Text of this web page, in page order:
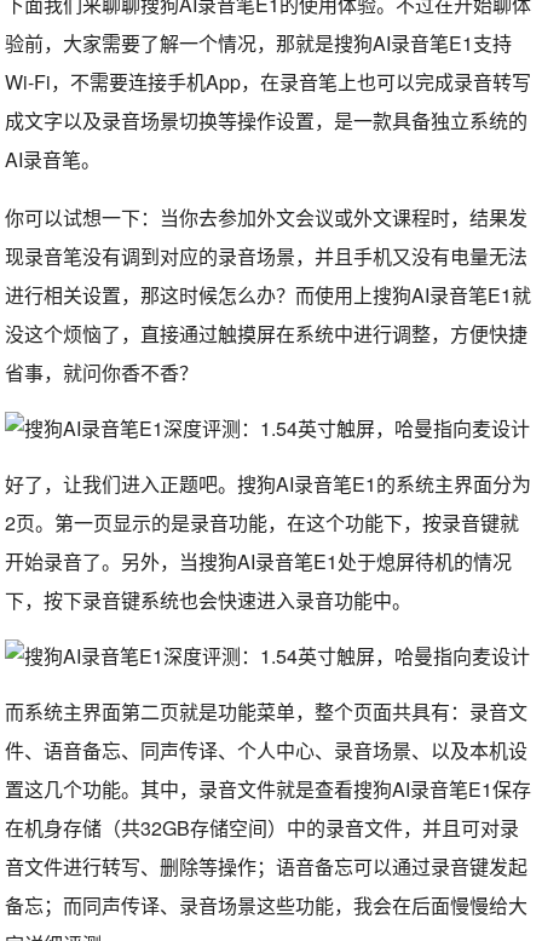
验前，大家需要了解一个情况，那就是搜狗AI录音笔E1支持
Wi-Fi，不需要连接手机App，在录音笔上也可以完成录音转写
成文字以及录音场景切换等操作设置，是一款具备独立系统的
AI录音笔。
你可以试想一下：当你去参加外文会议或外文课程时，结果发
现录音笔没有调到对应的录音场景，并且手机又没有电量无法
进行相关设置，那这时候怎么办？而使用上搜狗AI录音笔E1就
没这个烦恼了，直接通过触摸屏在系统中进行调整，方便快捷
省事，就问你香不香？
好了，让我们进入正题吧。搜狗AI录音笔E1的系统主界面分为
2页。第一页显示的是录音功能，在这个功能下，按录音键就
开始录音了。另外，当搜狗AI录音笔E1处于熄屏待机的情况
下，按下录音键系统也会快速进入录音功能中。
而系统主界面第二页就是功能菜单，整个页面共具有：录音文
件、语音备忘、同声传译、个人中心、录音场景、以及本机设
置这几个功能。其中，录音文件就是查看搜狗AI录音笔E1保存
在机身存储（共32GB存储空间）中的录音文件，并且可对录
音文件进行转写、删除等操作；语音备忘可以通过录音键发起
备忘；而同声传译、录音场景这些功能，我会在后面慢慢给大